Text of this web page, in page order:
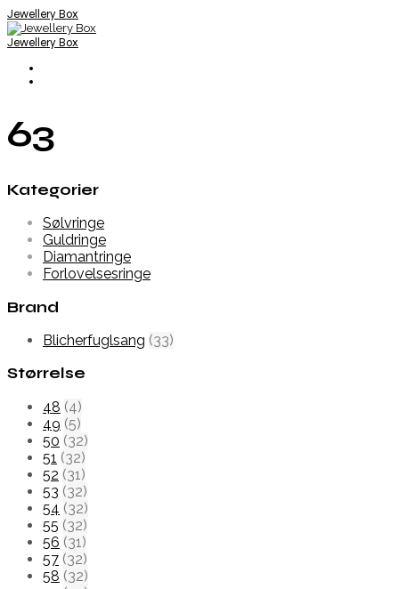
Jewellery Box
Jewellery Box
63
Kategorier
Sølvringe
Guldringe
Diamantringe
Forlovelsesringe
Brand
Blicherfuglsang (33)
Størrelse
48 (4)
49 (5)
50 (32)
51 (32)
52 (31)
53 (32)
54 (32)
55 (32)
56 (31)
57 (32)
58 (32)